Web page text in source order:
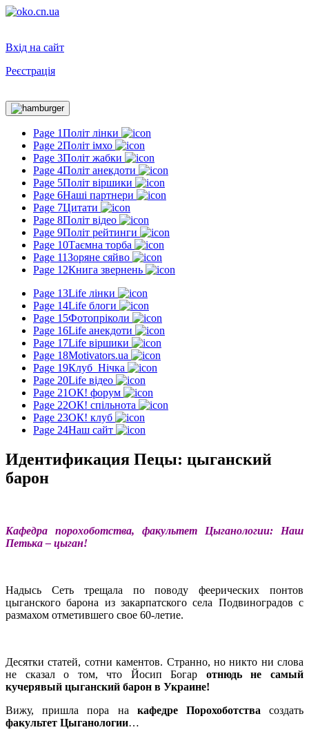
Вхід на сайт
Реєстрація
Toggle
navigation
Page 1Політ лінки
Page 2Політ імхо
Page 3Політ жабки
Page 4Політ анекдоти
Page 5Політ віршики
Page 6Наші партнери
Page 7Цитати
Page 8Політ відео
Page 9Політ рейтинги
Page 10Таємна торба
Page 11Зоряне сяйво
Page 12Книга звернень
Page 13Life лінки
Page 14Life блоги
Page 15Фотопріколи
Page 16Life анекдоти
Page 17Life віршики
Page 18Motivators.ua
Page 19Клуб_Нічка
Page 20Life відео
Page 21ОК! форум
Page 22ОК! спільнота
Page 23ОК! клуб
Page 24Наш сайт
Идентификация Пецы: цыганский
барон
Кафедра порохоботства, факультет Цыганологии: Наш
Петька – цыган!
Надысь Сеть трещала по поводу феерических понтов
цыганского барона из закарпатского села Подвиноградов с
размахом отметившего свое 60-летие.
Десятки статей, сотни каментов. Странно, но никто ни слова
не сказал о том, что Йосип Богар отнюдь не самый
кучерявый цыганский барон в Украине!
Вижу, пришла пора на кафедре Порохоботства создать
факультет Цыганологии…